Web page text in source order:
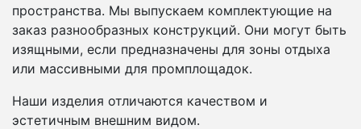
пространства. Мы выпускаем комплектующие на
заказ разнообразных конструкций. Они могут быть
изящными, если предназначены для зоны отдыха
или массивными для промплощадок.
Наши изделия отличаются качеством и
эстетичным внешним видом.